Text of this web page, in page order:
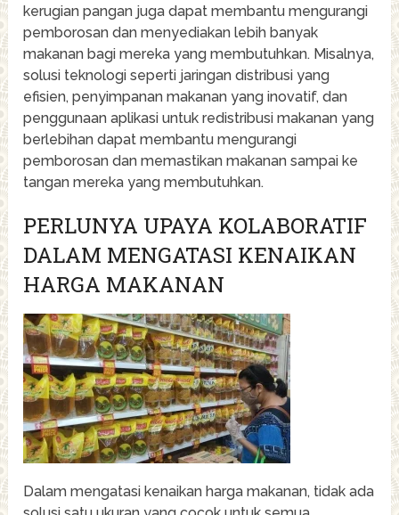
kerugian pangan juga dapat membantu mengurangi
pemborosan dan menyediakan lebih banyak
makanan bagi mereka yang membutuhkan. Misalnya,
solusi teknologi seperti jaringan distribusi yang
efisien, penyimpanan makanan yang inovatif, dan
penggunaan aplikasi untuk redistribusi makanan yang
berlebihan dapat membantu mengurangi
pemborosan dan memastikan makanan sampai ke
tangan mereka yang membutuhkan.
PERLUNYA UPAYA KOLABORATIF
DALAM MENGATASI KENAIKAN
HARGA MAKANAN
Dalam mengatasi kenaikan harga makanan, tidak ada